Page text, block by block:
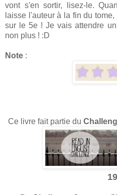
vont s'en sortir, lisez-le.
laisse l'auteur à la fin du
sur le 5e ! Je vais attendre
non plus ! :D
Note :
Ce livre fait partie du
19